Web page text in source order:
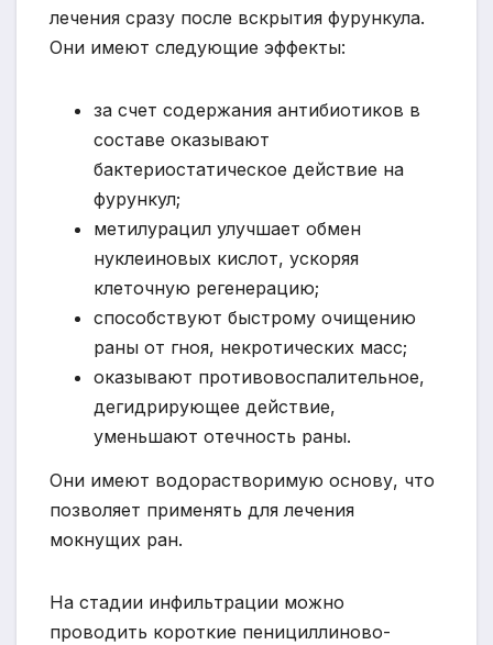
лечения сразу после вскрытия фурункула.
Они имеют следующие эффекты:
за счет содержания антибиотиков в
составе оказывают
бактериостатическое действие на
фурункул;
метилурацил улучшает обмен
нуклеиновых кислот, ускоряя
клеточную регенерацию;
способствуют быстрому очищению
раны от гноя, некротических масс;
оказывают противовоспалительное,
дегидрирующее действие,
уменьшают отечность раны.
Они имеют водорастворимую основу, что
позволяет применять для лечения
мокнущих ран.
На стадии инфильтрации можно
проводить короткие пенициллиново-